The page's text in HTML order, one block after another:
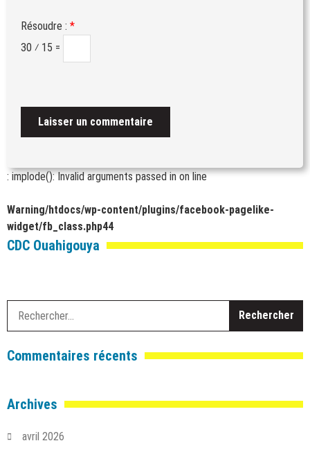
Résoudre : *
30 ⁄ 15 =
: implode(): Invalid arguments passed inon line
Warning/htdocs/wp-content/plugins/facebook-pagelike-
widget/fb_class.php44
CDC Ouahigouya
Commentaires récents
Archives
avril 2026